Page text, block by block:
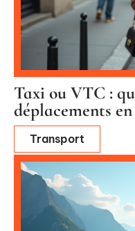
Taxi ou VTC :
déplacements
Transport